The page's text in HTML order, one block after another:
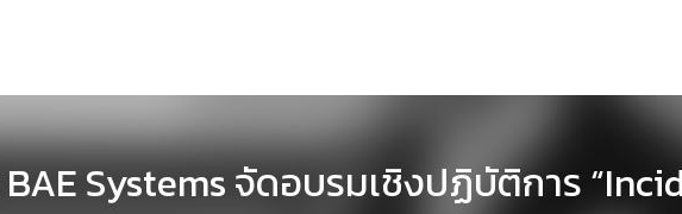
Systems จัดอบรมเชิงปฏิบัติการ